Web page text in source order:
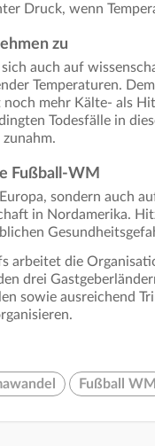
Druck, wenn
zu
auch auf
Temperaturen.
mehr Kälte- als
Todesfälle in
Fußball-WM
sondern auch
in Nordamerika.
arbeitet die
drei
sowie ausreichend
Fußball WM